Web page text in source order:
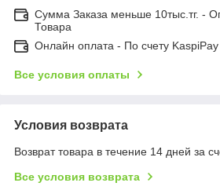
Сумма Заказа меньше 10тыс.тг. -
Товара
Онлайн оплата - По счету KaspiPay
Все условия оплаты
Условия возврата
Возврат товара в течение 14 дней за
Все условия возврата